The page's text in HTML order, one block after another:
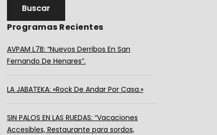
Programas Recientes
AVPAM L7B: “Nuevos Derribos En San
Fernando De Henares”.
LA JABATEKA: «Rock De Andar Por Casa.»
SIN PALOS EN LAS RUEDAS: “Vacaciones
Accesibles, Restaurante para sordos,